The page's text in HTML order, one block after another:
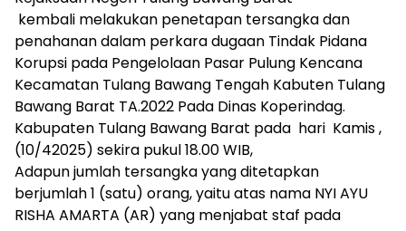
lebih
eksklusif,
bergaya
trendi,
mengandung
unsur
edukasi,
gaya
hidup,
hiburan,
bebas
dari
kembali melakukan penetapan tersangka dan
penahanan dalam perkara dugaan Tindak Pidana
Korupsi pada Pengelolaan Pasar Pulung Kencana
Kecamatan Tulang Bawang Tengah Kabuten Tulang
Bawang Barat TA.2022 Pada Dinas Koperindag.
Kabupaten Tulang Bawang Barat pada hari Kamis ,
(10/42025) sekira pukul 18.00 WIB,
Adapun jumlah tersangka yang ditetapkan
berjumlah 1 (satu) orang, yaitu atas nama NYI AYU
RISHA AMARTA (AR) yang menjabat staf pada